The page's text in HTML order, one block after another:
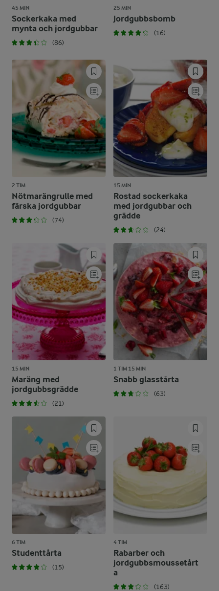
45 MIN
Sockerkaka med
mynta och jordgubbar
(86)
25 MIN
Jordgubbsbomb
(16)
2 TIM
Nötmarängrulle med
färska jordgubbar
(74)
15 MIN
Rostad sockerkaka
med jordgubbar och
grädde
(24)
15 MIN
Maräng med
jordgubbsgrädde
(21)
1 TIM 15 MIN
Snabb glasstårta
(63)
6 TIM
Studenttårta
(15)
4 TIM
Rabarber och
jordgubbsmoussetårt
a
(163)